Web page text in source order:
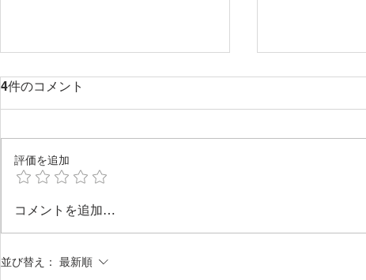
令和8年度通常総会
4件のコメント
評価を追加
コメントを追加…
並び替え： 最新順